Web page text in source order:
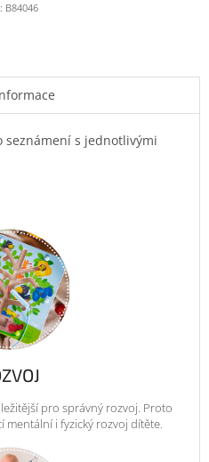
B84046
s jednotlivými
pro správný rozvoj. Proto
i fyzický rozvoj dítěte.